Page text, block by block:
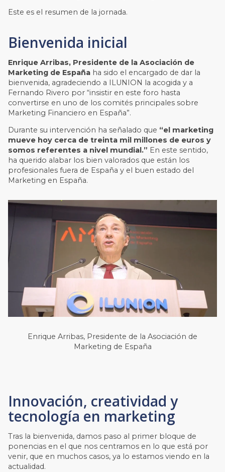
Este es el resumen de la jornada.
Bienvenida inicial
Enrique Arribas, Presidente de la Asociación de
Marketing de España ha sido el encargado de dar la
bienvenida, agradeciendo a ILUNION la acogida y a
Fernando Rivero por “insistir en este foro hasta
convertirse en uno de los comités principales sobre
Marketing Financiero en España”.
Durante su intervención ha señalado que “el marketing
mueve hoy cerca de treinta mil millones de euros y
somos referentes a nivel mundial.” En este sentido,
ha querido alabar los bien valorados que están los
profesionales fuera de España y el buen estado del
Marketing en España.
Enrique Arribas, Presidente de la Asociación de
Marketing de España
Innovación, creatividad y
tecnología en marketing
Tras la bienvenida, damos paso al primer bloque de
ponencias en el que nos centramos en lo que está por
venir, que en muchos casos, ya lo estamos viendo en la
actualidad.